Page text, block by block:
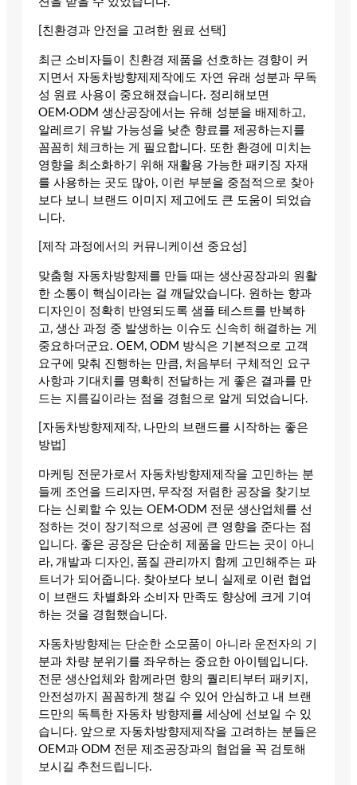
[친환경과 안전을 고려한 원료 선택]
최근 소비자들이 친환경 제품을 선호하는 경향이 커
지면서 자동차방향제제작에도 자연 유래 성분과 무독
성 원료 사용이 중요해졌습니다. 정리해보면
OEM·ODM 생산공장에서는 유해 성분을 배제하고,
알레르기 유발 가능성을 낮춘 향료를 제공하는지를
꼼꼼히 체크하는 게 필요합니다. 또한 환경에 미치는
영향을 최소화하기 위해 재활용 가능한 패키징 자재
를 사용하는 곳도 많아, 이런 부분을 중점적으로 찾아
보다 보니 브랜드 이미지 제고에도 큰 도움이 되었습
니다.
[제작 과정에서의 커뮤니케이션 중요성]
맞춤형 자동차방향제를 만들 때는 생산공장과의 원활
한 소통이 핵심이라는 걸 깨달았습니다. 원하는 향과
디자인이 정확히 반영되도록 샘플 테스트를 반복하
고, 생산 과정 중 발생하는 이슈도 신속히 해결하는 게
중요하더군요. OEM, ODM 방식은 기본적으로 고객
요구에 맞춰 진행하는 만큼, 처음부터 구체적인 요구
사항과 기대치를 명확히 전달하는 게 좋은 결과를 만
드는 지름길이라는 점을 경험으로 알게 되었습니다.
[자동차방향제제작, 나만의 브랜드를 시작하는 좋은
방법]
마케팅 전문가로서 자동차방향제제작을 고민하는 분
들께 조언을 드리자면, 무작정 저렴한 공장을 찾기보
다는 신뢰할 수 있는 OEM·ODM 전문 생산업체를 선
정하는 것이 장기적으로 성공에 큰 영향을 준다는 점
입니다. 좋은 공장은 단순히 제품을 만드는 곳이 아니
라, 개발과 디자인, 품질 관리까지 함께 고민해주는 파
트너가 되어줍니다. 찾아보다 보니 실제로 이런 협업
이 브랜드 차별화와 소비자 만족도 향상에 크게 기여
하는 것을 경험했습니다.
자동차방향제는 단순한 소모품이 아니라 운전자의 기
분과 차량 분위기를 좌우하는 중요한 아이템입니다.
전문 생산업체와 함께라면 향의 퀄리티부터 패키지,
안전성까지 꼼꼼하게 챙길 수 있어 안심하고 내 브랜
드만의 독특한 자동차 방향제를 세상에 선보일 수 있
습니다. 앞으로 자동차방향제제작을 고려하는 분들은
OEM과 ODM 전문 제조공장과의 협업을 꼭 검토해
보시길 추천드립니다.